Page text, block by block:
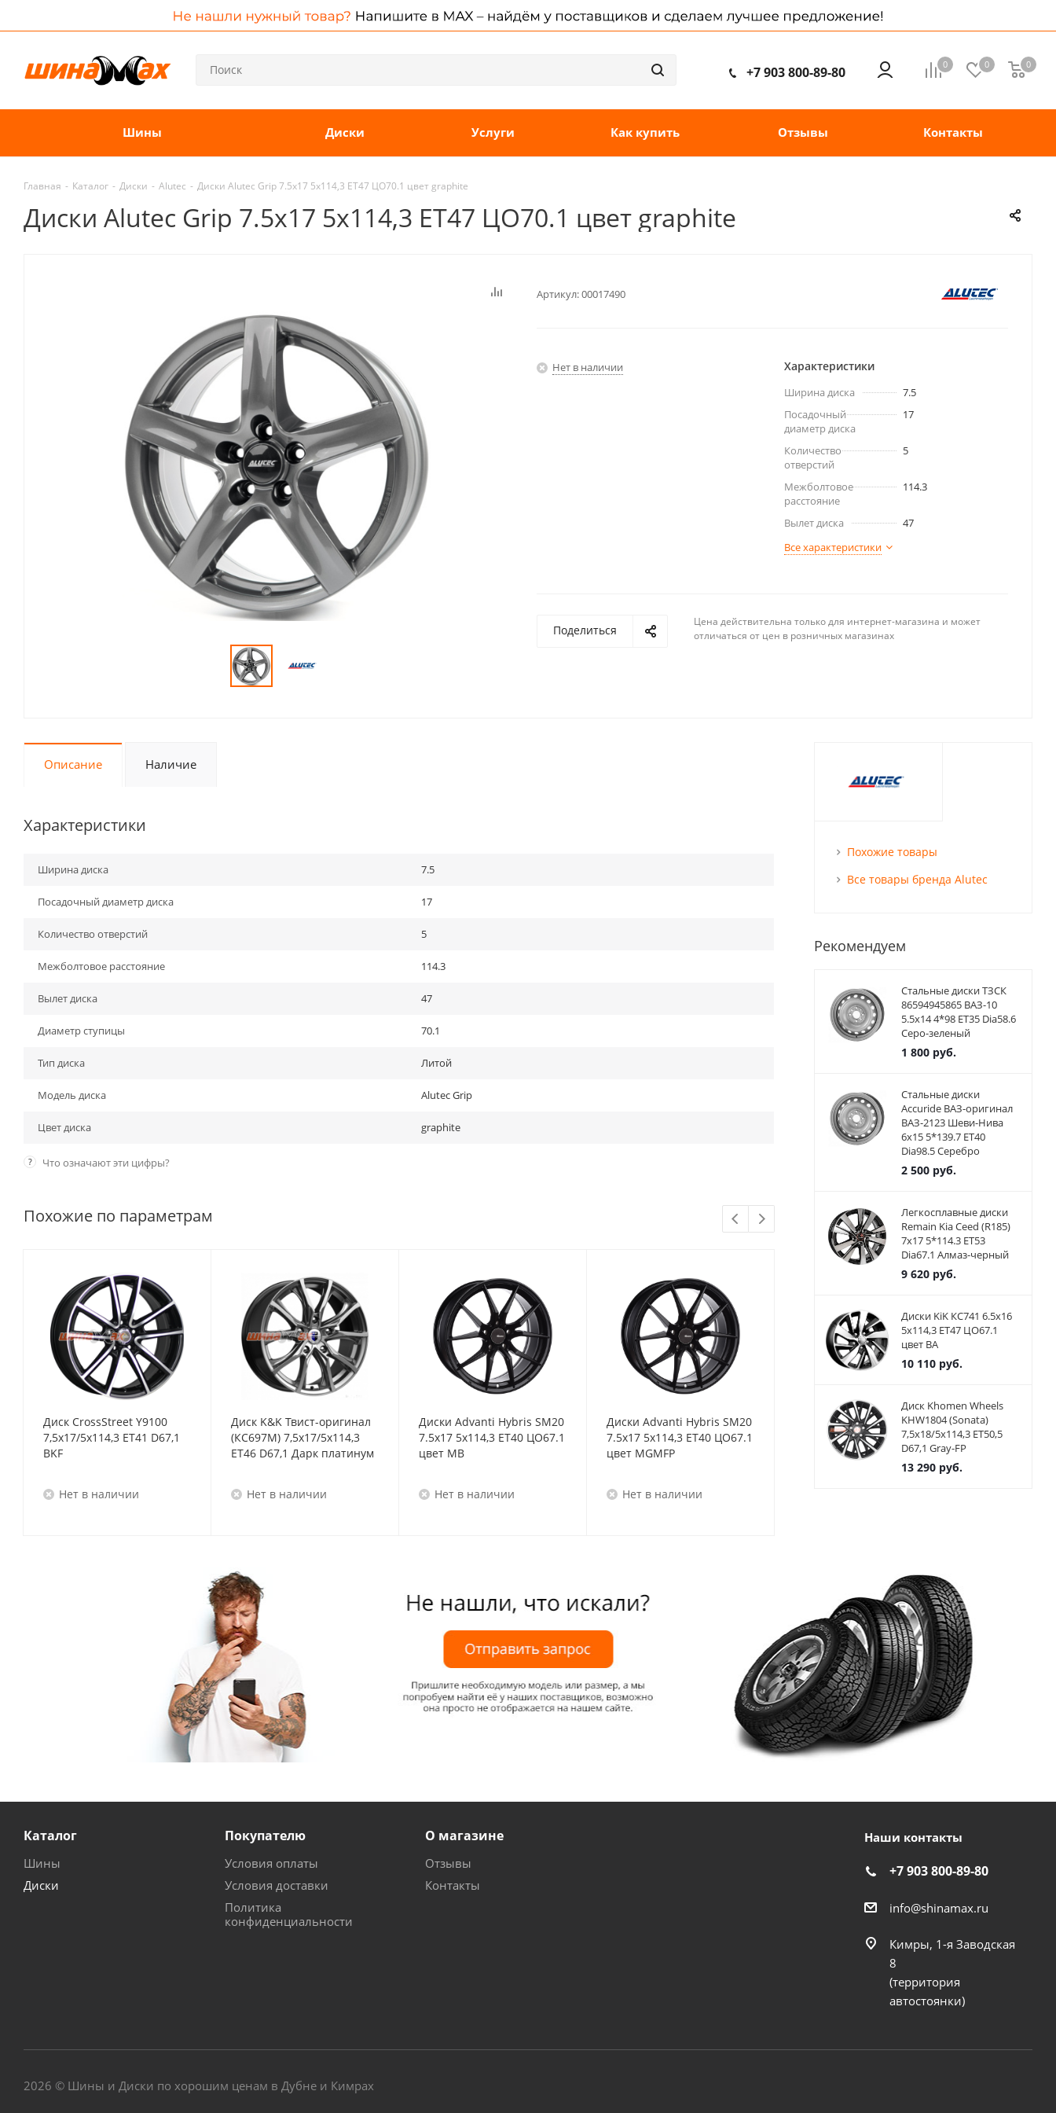
0 0 0
+7 903 800-89-80
Шины Диски Услуги Как купить Отзывы Контакты
Главная - Каталог - Диски - Alutec - Диски Alutec Grip 7.5x17 5x114,3 ET47 ЦО70.1 цвет graphite
Диски Alutec Grip 7.5x17 5x114,3 ET47 ЦО70.1 цвет graphite
Артикул:00017490
Нет в наличии Характеристики
Ширина диска
7.5
Посадочный
диаметр диска
17
Количество
отверстий
5
Межболтовое
расстояние
114.3
Вылет диска
47
Все характеристики
Поделиться
Цена действительна только для интернет-магазина и может
отличаться от цен в розничных магазинах
Описание Наличие
Характеристики
Ширина диска 7.5
Посадочный диаметр диска 17
Количество отверстий 5
Межболтовое расстояние 114.3
Вылет диска 47
Диаметр ступицы 70.1
Тип диска Литой
Модель диска Alutec Grip
Цвет диска graphite
? Что означают эти цифры?
Похожие по параметрам
Диск CrossStreet Y9100
7,5x17/5x114,3 ET41 D67,1
BKF
Нет в наличии
Диск K&K Твист-оригинал
(КС697М) 7,5x17/5x114,3
ET46 D67,1 Дарк платинум
Нет в наличии
Диски Advanti Hybris SM20
7.5x17 5x114,3 ET40 ЦО67.1
цвет MB
Нет в наличии
Диски Advanti Hybris SM20
7.5x17 5x114,3 ET40 ЦО67.1
цвет MGMFP
Нет в наличии
Диски Advanti WLR5
MM579 7,5x17 5x114,3 ET45
ЦО67,1 Цвет MB
Диски
MM579
Похожие товары
Все товары бренда Alutec
Рекомендуем
Стальные диски ТЗСК
86594945865 ВАЗ-10
5.5x14 4*98 ET35 Dia58.6
Серо-зеленый
1 800руб.
Стальные диски
Accuride ВАЗ-оригинал
ВАЗ-2123 Шеви-Нива
6x15 5*139.7 ET40
Dia98.5 Серебро
2 500руб.
Легкосплавные диски
Remain Kia Ceed (R185)
7x17 5*114.3 ET53
Dia67.1 Алмаз-черный
9 620руб.
Диски KiK КС741 6.5x16
5x114,3 ET47 ЦО67.1
цвет BA
10 110руб.
Диск Khomen Wheels
KHW1804 (Sonata)
7,5x18/5x114,3 ET50,5
D67,1 Gray-FP
13 290руб.
Каталог
Шины
Диски
Покупателю
Условия оплаты
Условия доставки
Политика
конфиденциальности
О магазине
Отзывы
Контакты
Наши контакты
+7 903 800-89-80
info@shinamax.ru
Кимры, 1-я Заводская
8
(территория
автостоянки)
2026 © Шины и Диски по хорошим ценам в Дубне и Кимрах